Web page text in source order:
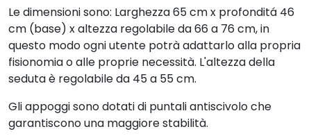
Le dimensioni sono: Larghezza 65 cm x profonditá 46
cm (base) x altezza regolabile da 66 a 76 cm, in
questo modo ogni utente potrà adattarlo alla propria
fisionomia o alle proprie necessità. L'altezza della
seduta è regolabile da 45 a 55 cm.
Gli appoggi sono dotati di puntali antiscivolo che
garantiscono una maggiore stabilità.